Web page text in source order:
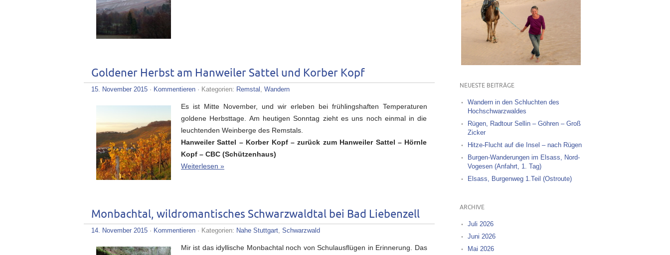
Goldener Herbst am Hanweiler Sattel und Korber Kopf
15. November 2015 · Kommentieren · Kategorien: Remstal , Wandern
Es ist Mitte November, und wir erleben bei frühlingshaften Temperaturen
goldene Herbsttage. Am heutigen Sonntag zieht es uns noch einmal in die
leuchtenden Weinberge des Remstals.
Hanweiler Sattel – Korber Kopf – zurück zum Hanweiler Sattel – Hörnle
Kopf – CBC (Schützenhaus)
Weiterlesen »
Monbachtal, wildromantisches Schwarzwaldtal bei Bad Liebenzell
14. November 2015 · Kommentieren · Kategorien: Nahe Stuttgart, Schwarzwald
Mir ist das idyllische Monbachtal noch von Schulausflügen in Erinnerung. Das
NEUESTE BEITRÄGE
Wandern in den Schluchten des
Hochschwarzwaldes
Rügen, Radtour Sellin – Göhren – Groß
Zicker
Hitze-Flucht auf die Insel – nach Rügen
Burgen-Wanderungen im Elsass, Nord-
Vogesen (Anfahrt, 1. Tag)
Elsass, Burgenweg 1.Teil (Ostroute)
ARCHIVE
Juli 2026
Juni 2026
Mai 2026